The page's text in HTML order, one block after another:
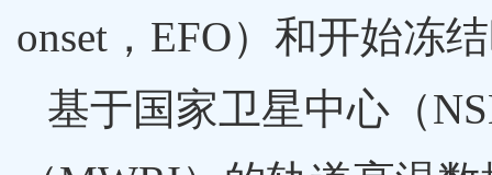
onset，EFO）和开始冻
基于国家卫星中心（